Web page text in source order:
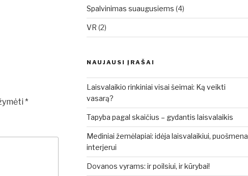
*
Spalvinimas suaugusiems (4)
VR (2)
NAUJAUSI ĮRAŠAI
Laisvalaikio rinkiniai visai šeimai: Ką veikti
vasarą?
Tapyba pagal skaičius – gydantis laisvalaikis
Mediniai žemėlapiai: idėja laisvalaikiui, puošmena
interjerui
Dovanos vyrams: ir poilsiui, ir kūrybai!